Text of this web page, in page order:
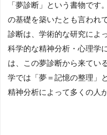
「夢診断」という書物です
の基礎を築いたとも言われ
診断は、学術的な研究によ
科学的な精神分析・心理学
は、この夢診断から来てい
学では「夢＝記憶の整理」
精神分析によって多くの人